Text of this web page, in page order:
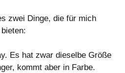
zwei Dinge, die für mich
Es hat zwar dieselbe Größe
kommt aber in Farbe.